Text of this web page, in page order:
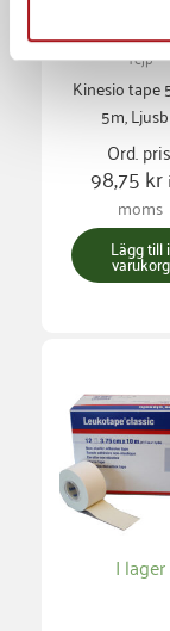
Tejp
Kinesio tape
5m,
Ord.
98,75kr
moms
Lägg till i
varukorg
I lager